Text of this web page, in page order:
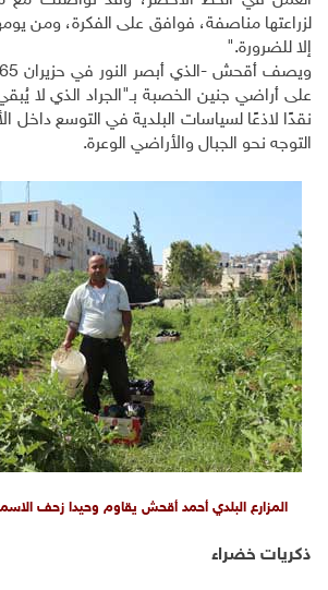
لزراعتها مناصفة، فوافق على الفكرة، ومن
إلا للضرورة."
ويصف أقحش -الذي أبصر النور في حزيران 1965
على أراضي جنين الخصبة بـ"الجراد الذي لا
نقدًا لاذعًا لسياسات البلدية في التوسع داخل
التوجه نحو الجبال والأراضي الوعرة.
المزارع البلدي أحمد أقحش يقاوم وحيدا زحف
ذكريات خضراء